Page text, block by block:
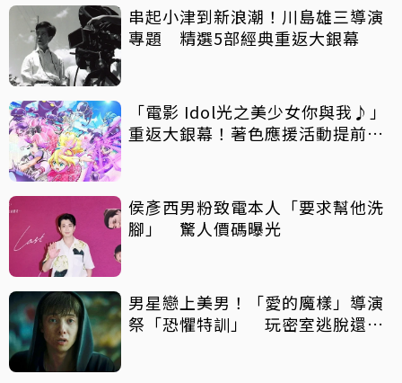
串起小津到新浪潮！川島雄三導演
專題 精選5部經典重返大銀幕
「電影 Idol光之美少女你與我♪」
重返大銀幕！著色應援活動提前開
侯彥西男粉致電本人「要求幫他洗
腳」 驚人價碼曝光
男星戀上美男！「愛的魔樣」導演
祭「恐懼特訓」 玩密室逃脫還得